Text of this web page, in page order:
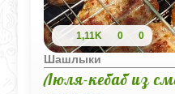
1,11K 0 0
Шашлыки
Люля-кебаб из